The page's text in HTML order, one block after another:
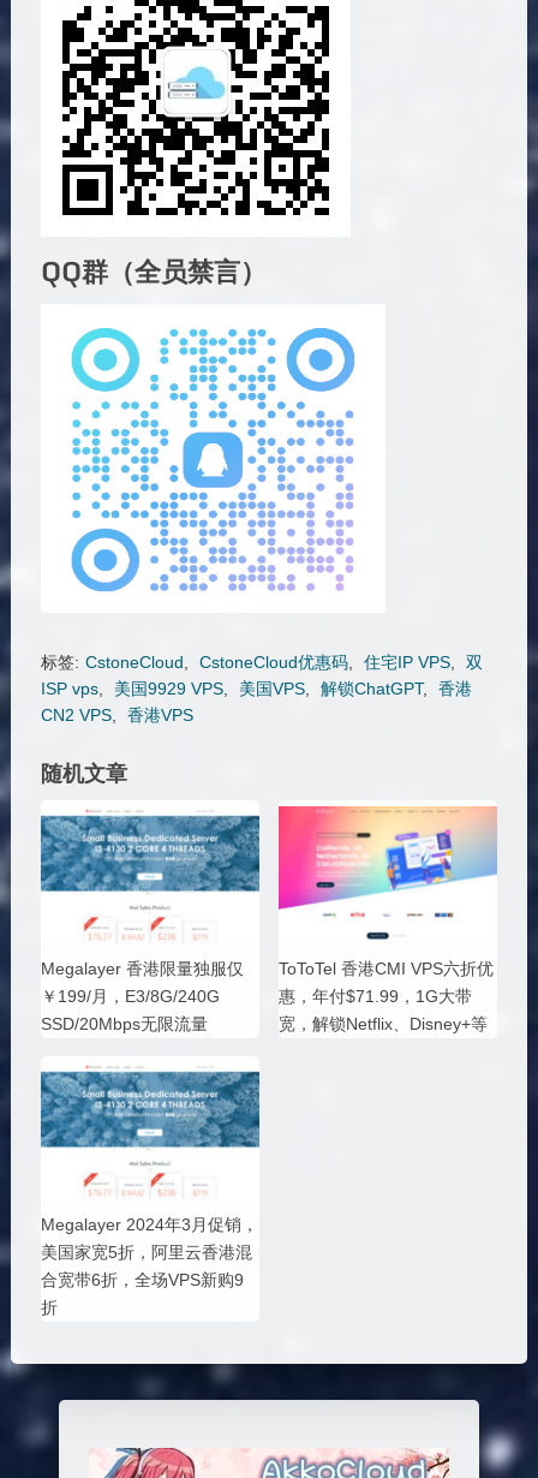
QQ群（全员禁言）
标签: CstoneCloud CstoneCloud优惠码, 住宅IP VPS,
双
ISP vps, 美国9929 VPS, 美国VPS, 解锁ChatGPT,
香港
CN2 VPS, 香港VPS
随机文章
Megalayer 香港限量独服仅
￥199/月，E3/8G/240G
SSD/20Mbps无限流量
ToToTel 香港CMI VPS六折优
惠，年付$71.99，1G大带
宽，解锁Netflix、Disney+等
Megalayer 2024年3月促销，
美国家宽5折，阿里云香港混
合宽带6折，全场VPS新购9
折